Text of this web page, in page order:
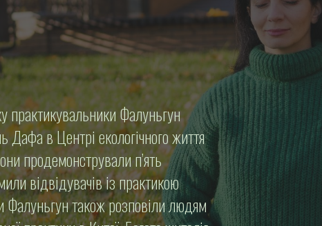
практикувальники Фалуньгун
в Центрі екологічного життя
продемонстрували п’ять
відвідувачів із практикою
також розповіли людям